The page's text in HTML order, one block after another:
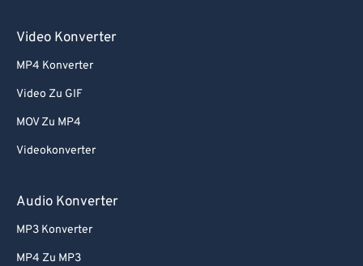
Video Konverter
MP4 Konverter
Video Zu GIF
MOV Zu MP4
Videokonverter
Audio Konverter
MP3 Konverter
MP4 Zu MP3